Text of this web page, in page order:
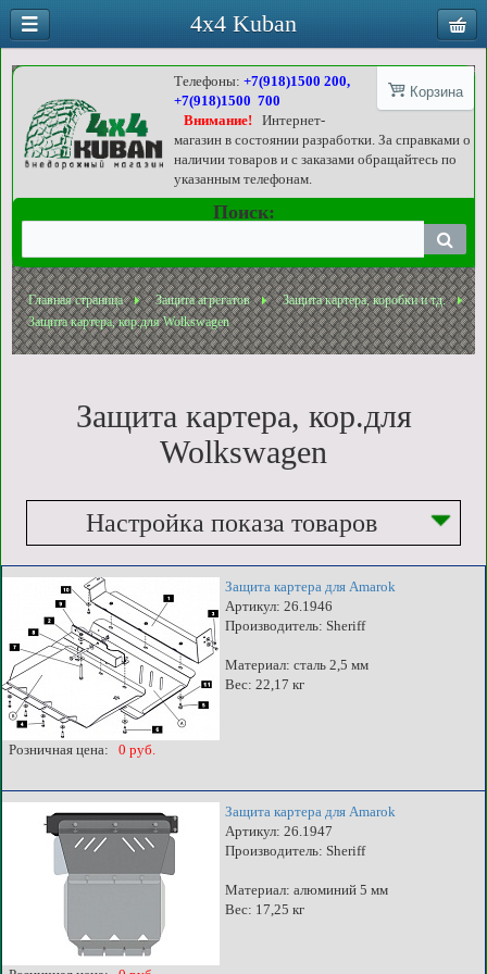
Корзина
Телефоны:+7(918)1500 200,
+7(918)1500 700
Внимание!
Интернет-
магазин в состоянии разработки. За справками о
наличии товаров и с заказами обращайтесь по
указанным телефонам.
Поиск:
Главная страница Защита агрегатов
Защита картера, коробки и тд.
Защита картера, кор.для Wolkswagen
Защита картера, кор.для
Wolkswagen
Настройка показа товаров
Защита картера для Amarok
Артикул: 26.1946
Производитель: Sheriff
Материал: сталь 2,5 мм
Вес: 22,17 кг
Розничная цена: 0 руб.
Защита картера для Amarok
Артикул: 26.1947
Производитель: Sheriff
Материал: алюминий 5 мм
Вес: 17,25 кг
4x4 Kuban